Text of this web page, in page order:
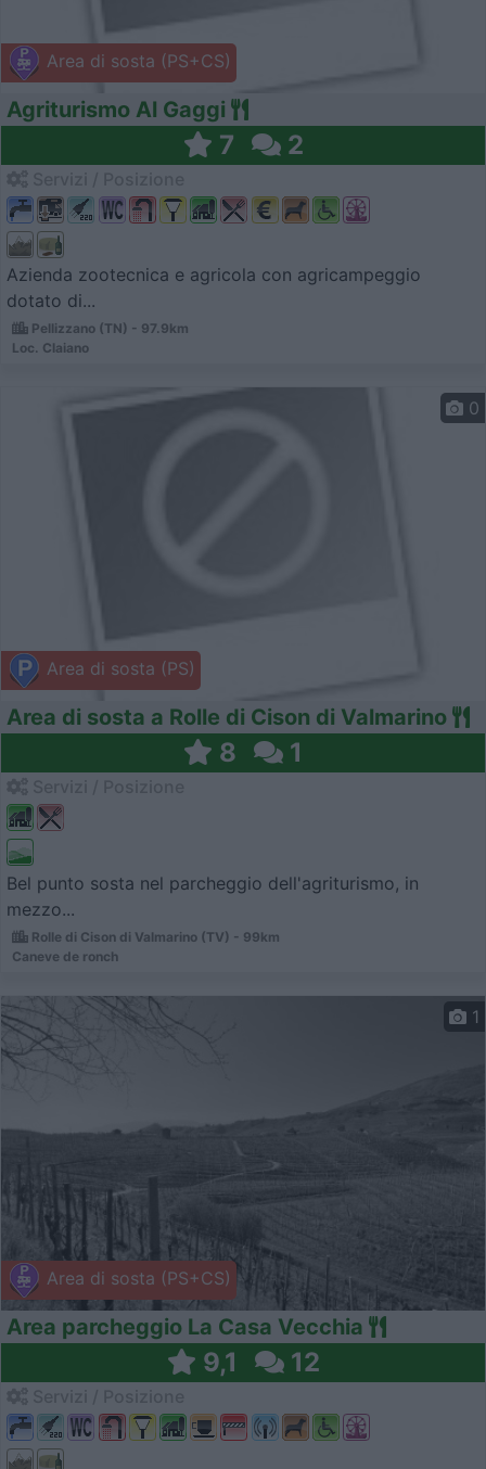
Area di sosta (PS+CS)
Agriturismo Al Gaggi
7 2
Azienda zootecnica e agricola con agricampeggio
dotato di...
Pellizzano (TN) - 97.9km
Loc. Claiano
Area di sosta (PS)
0
Area di sosta a Rolle di Cison di Valmarino
8 1
Bel punto sosta nel parcheggio dell'agriturismo, in
mezzo...
Rolle di Cison di Valmarino (TV) - 99km
Caneve de ronch
Area di sosta (PS+CS)
1
Area parcheggio La Casa Vecchia
9,1 12